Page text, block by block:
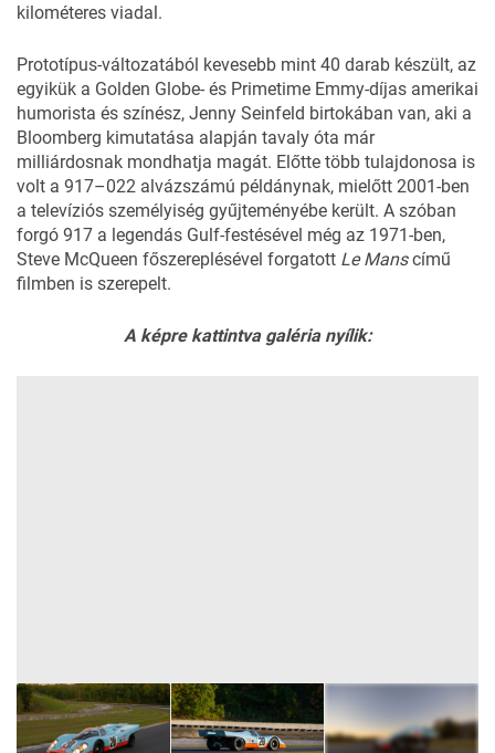
kilométeres viadal.
Prototípus-változatából kevesebb mint 40 darab készült, az
egyikük a Golden Globe- és Primetime Emmy-díjas amerikai
humorista és színész, Jenny Seinfeld birtokában van, aki a
Bloomberg kimutatása alapján tavaly óta már
milliárdosnak mondhatja magát. Előtte több tulajdonosa is
volt a 917–022 alvázszámú példánynak, mielőtt 2001-ben
a televíziós személyiség gyűjteményébe került. A szóban
forgó 917 a legendás Gulf-festésével még az 1971-ben,
Steve McQueen főszereplésével forgatott Le Manscímű
filmben is szerepelt.
A képre kattintva galéria nyílik: